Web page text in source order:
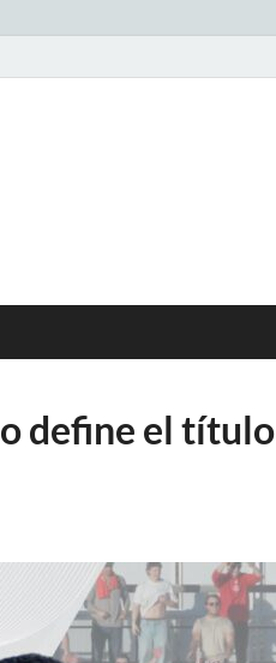
define el título